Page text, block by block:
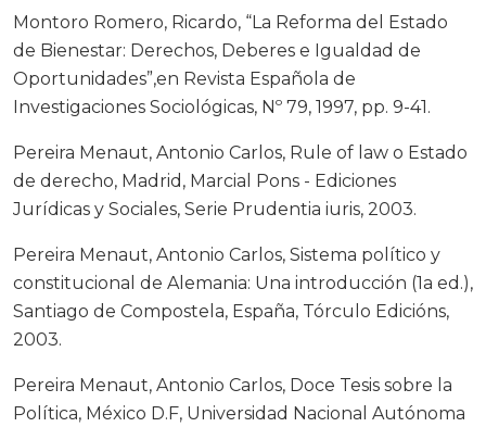
Montoro Romero, Ricardo, “La Reforma del Estado
de Bienestar: Derechos, Deberes e Igualdad de
Oportunidades”,en Revista Española de
Investigaciones Sociológicas, Nº 79, 1997, pp. 9-41.
Pereira Menaut, Antonio Carlos, Rule of law o Estado
de derecho, Madrid, Marcial Pons - Ediciones
Jurídicas y Sociales, Serie Prudentia iuris, 2003.
Pereira Menaut, Antonio Carlos, Sistema político y
constitucional de Alemania: Una introducción (1a ed.),
Santiago de Compostela, España, Tórculo Edicións,
2003.
Pereira Menaut, Antonio Carlos, Doce Tesis sobre la
Política, México D.F, Universidad Nacional Autónoma